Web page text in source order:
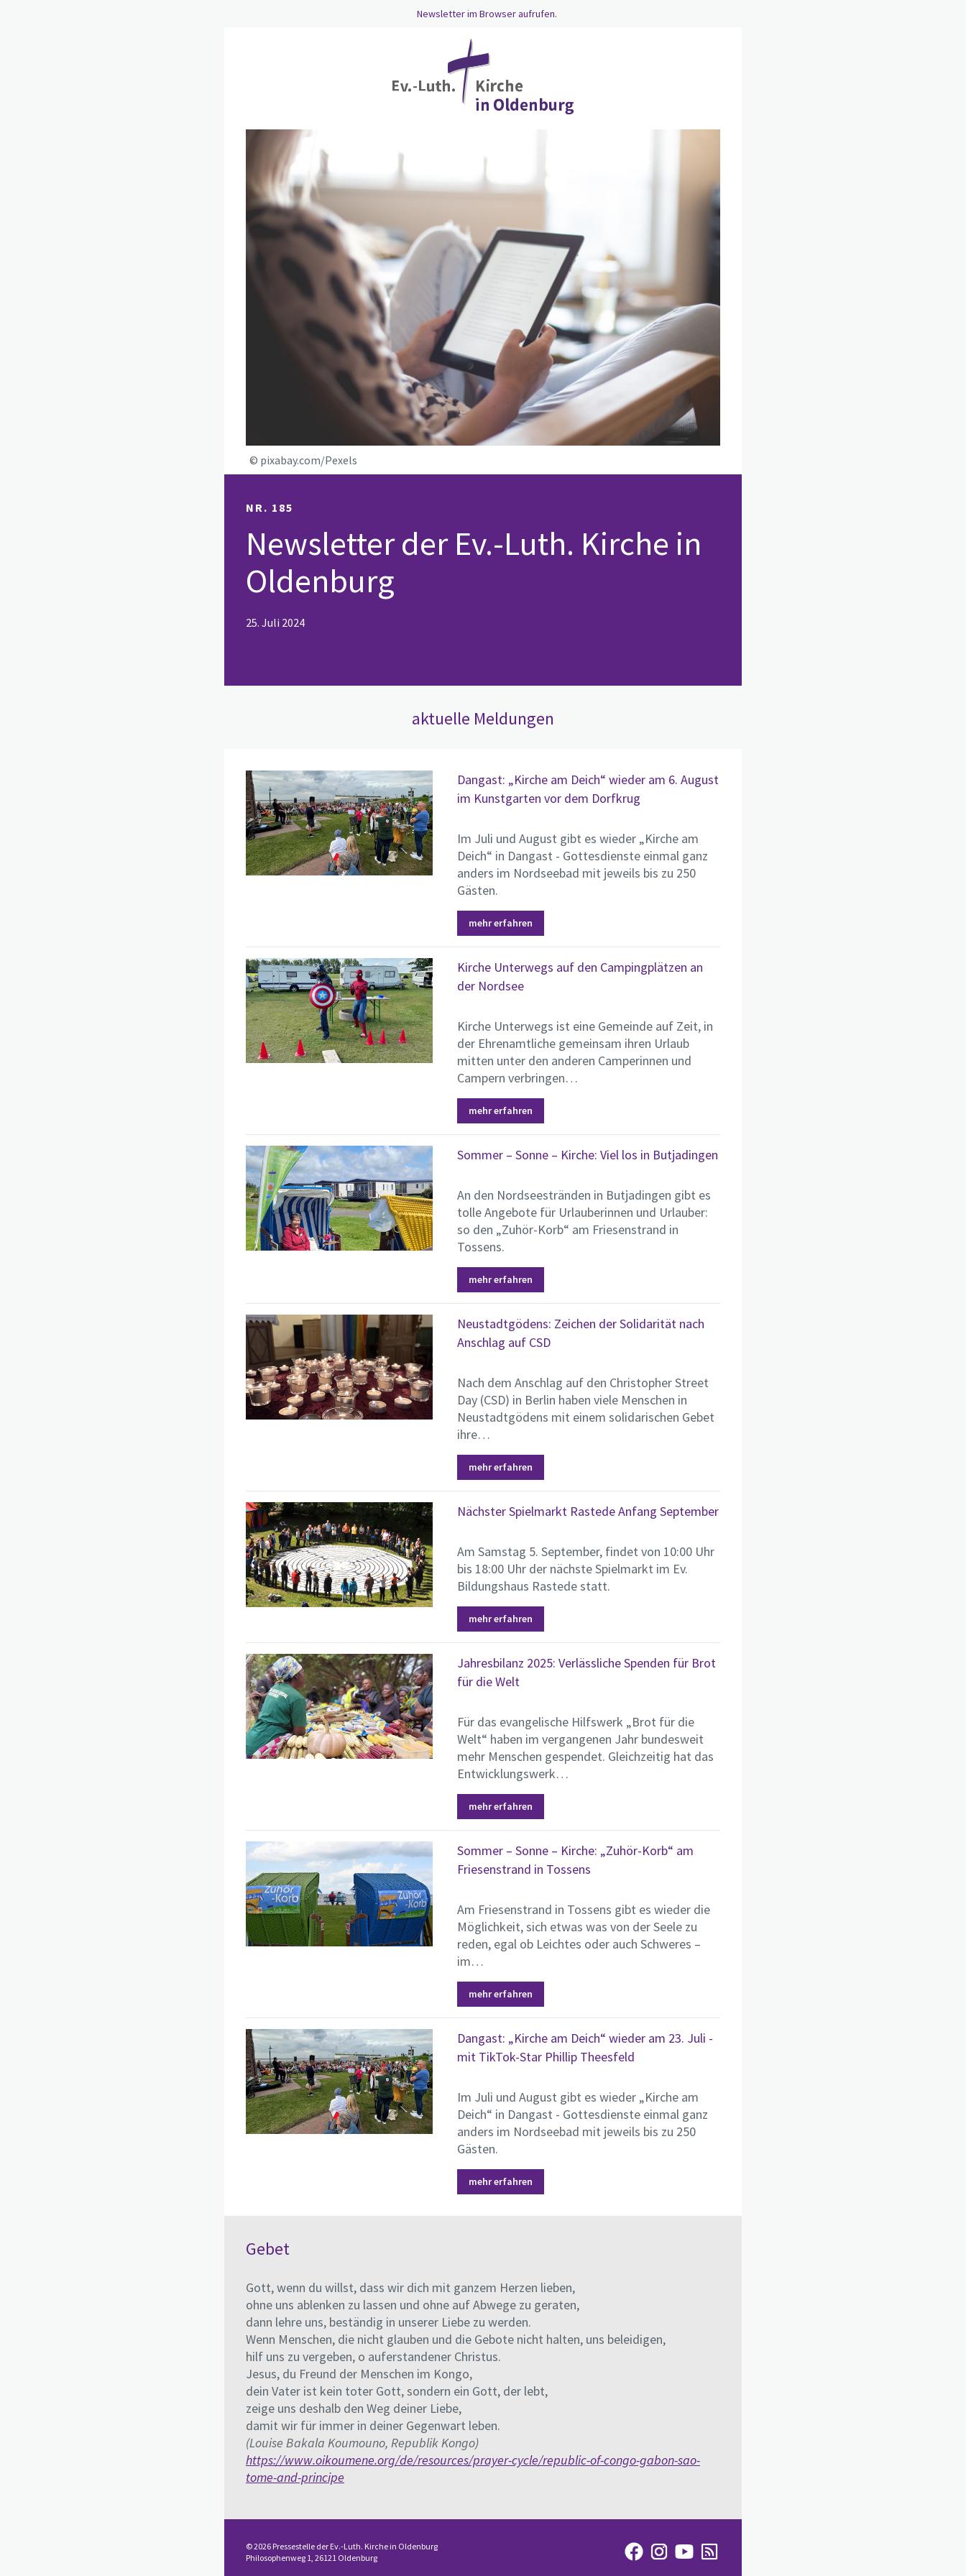
Newsletter im Browser aufrufen.
© pixabay.com/Pexels
NR. 185
Newsletter der Ev.-Luth. Kirche in
Oldenburg
25. Juli 2024
aktuelle Meldungen
Dangast: „Kirche am Deich“ wieder am 6. August
im Kunstgarten vor dem Dorfkrug
Im Juli und August gibt es wieder „Kirche am
Deich“ in Dangast - Gottesdienste einmal ganz
anders im Nordseebad mit jeweils bis zu 250
Gästen.
mehr erfahren
Kirche Unterwegs auf den Campingplätzen an
der Nordsee
Kirche Unterwegs ist eine Gemeinde auf Zeit, in
der Ehrenamtliche gemeinsam ihren Urlaub
mitten unter den anderen Camperinnen und
Campern verbringen…
mehr erfahren
Sommer – Sonne – Kirche: Viel los in Butjadingen
An den Nordseestränden in Butjadingen gibt es
tolle Angebote für Urlauberinnen und Urlauber:
so den „Zuhör-Korb“ am Friesenstrand in
Tossens.
mehr erfahren
Neustadtgödens: Zeichen der Solidarität nach
Anschlag auf CSD
Nach dem Anschlag auf den Christopher Street
Day (CSD) in Berlin haben viele Menschen in
Neustadtgödens mit einem solidarischen Gebet
ihre…
mehr erfahren
Nächster Spielmarkt Rastede Anfang September
Am Samstag 5. September, findet von 10:00 Uhr
bis 18:00 Uhr der nächste Spielmarkt im Ev.
Bildungshaus Rastede statt.
mehr erfahren
Jahresbilanz 2025: Verlässliche Spenden für Brot
für die Welt
Für das evangelische Hilfswerk „Brot für die
Welt“ haben im vergangenen Jahr bundesweit
mehr Menschen gespendet. Gleichzeitig hat das
Entwicklungswerk…
mehr erfahren
Sommer – Sonne – Kirche: „Zuhör-Korb“ am
Friesenstrand in Tossens
Am Friesenstrand in Tossens gibt es wieder die
Möglichkeit, sich etwas was von der Seele zu
reden, egal ob Leichtes oder auch Schweres –
im…
mehr erfahren
Dangast: „Kirche am Deich“ wieder am 23. Juli -
mit TikTok-Star Phillip Theesfeld
Im Juli und August gibt es wieder „Kirche am
Deich“ in Dangast - Gottesdienste einmal ganz
anders im Nordseebad mit jeweils bis zu 250
Gästen.
mehr erfahren
Gebet
Gott, wenn du willst, dass wir dich mit ganzem Herzen lieben,
ohne uns ablenken zu lassen und ohne auf Abwege zu geraten,
dann lehre uns, beständig in unserer Liebe zu werden.
Wenn Menschen, die nicht glauben und die Gebote nicht halten, uns beleidigen,
hilf uns zu vergeben, o auferstandener Christus.
Jesus, du Freund der Menschen im Kongo,
dein Vater ist kein toter Gott, sondern ein Gott, der lebt,
zeige uns deshalb den Weg deiner Liebe,
damit wir für immer in deiner Gegenwart leben.
(Louise Bakala Koumouno, Republik Kongo)
https://www.oikoumene.org/de/resources/prayer-cycle/republic-of-congo-gabon-sao-
tome-and-principe
© 2026 Pressestelle der Ev.-Luth. Kirche in Oldenburg
Philosophenweg 1, 26121 Oldenburg